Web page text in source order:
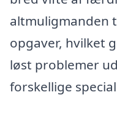
altmuligmanden
opgaver, hvilket
løst problemer
forskellige